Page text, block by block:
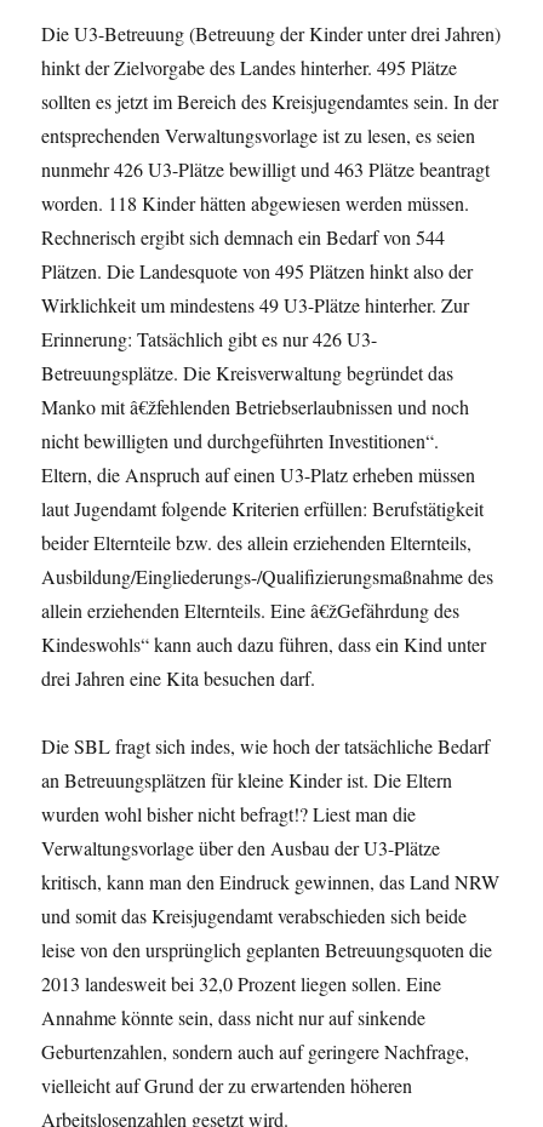
Die U3-Betreuung (Betreuung der Kinder unter drei Jahren)
hinkt der Zielvorgabe des Landes hinterher. 495 Plätze
sollten es jetzt im Bereich des Kreisjugendamtes sein. In der
entsprechenden Verwaltungsvorlage ist zu lesen, es seien
nunmehr 426 U3-Plätze bewilligt und 463 Plätze beantragt
worden. 118 Kinder hätten abgewiesen werden müssen.
Rechnerisch ergibt sich demnach ein Bedarf von 544
Plätzen. Die Landesquote von 495 Plätzen hinkt also der
Wirklichkeit um mindestens 49 U3-Plätze hinterher. Zur
Erinnerung: Tatsächlich gibt es nur 426 U3-
Betreuungsplätze. Die Kreisverwaltung begründet das
Manko mit â€žfehlenden Betriebserlaubnissen und noch
nicht bewilligten und durchgeführten Investitionen“.
Eltern, die Anspruch auf einen U3-Platz erheben müssen
laut Jugendamt folgende Kriterien erfüllen: Berufstätigkeit
beider Elternteile bzw. des allein erziehenden Elternteils,
Ausbildung/Eingliederungs-/Qualifizierungsmaßnahme des
allein erziehenden Elternteils. Eine â€žGefährdung des
Kindeswohls“ kann auch dazu führen, dass ein Kind unter
drei Jahren eine Kita besuchen darf.
Die SBL fragt sich indes, wie hoch der tatsächliche Bedarf
an Betreuungsplätzen für kleine Kinder ist. Die Eltern
wurden wohl bisher nicht befragt!? Liest man die
Verwaltungsvorlage über den Ausbau der U3-Plätze
kritisch, kann man den Eindruck gewinnen, das Land NRW
und somit das Kreisjugendamt verabschieden sich beide
leise von den ursprünglich geplanten Betreuungsquoten die
2013 landesweit bei 32,0 Prozent liegen sollen. Eine
Annahme könnte sein, dass nicht nur auf sinkende
Geburtenzahlen, sondern auch auf geringere Nachfrage,
vielleicht auf Grund der zu erwartenden höheren
Arbeitslosenzahlen gesetzt wird.